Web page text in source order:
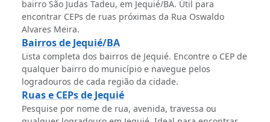
bairro São Judas Tadeu, em Jequié/BA. Útil para
encontrar CEPs de ruas próximas da Rua Oswaldo
Alvares Meira.
Bairros de Jequié/BA
Lista completa dos bairros de Jequié. Encontre o CEP de
qualquer bairro do município e navegue pelos
logradouros de cada região da cidade.
Ruas e CEPs de Jequié
Pesquise por nome de rua, avenida, travessa ou